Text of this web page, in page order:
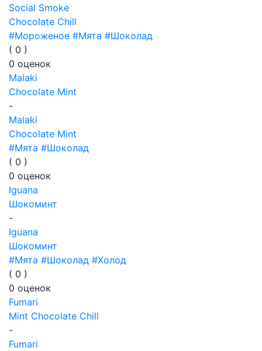
Social Smoke
Chocolate Chill
#Мороженое #Мята #Шоколад
( 0 )
0 оценок
Malaki
Chocolate Mint
-
Malaki
Chocolate Mint
#Мята #Шоколад
( 0 )
0 оценок
Iguana
Шокоминт
-
Iguana
Шокоминт
#Мята #Шоколад #Холод
( 0 )
0 оценок
Fumari
Mint Chocolate Chill
-
Fumari